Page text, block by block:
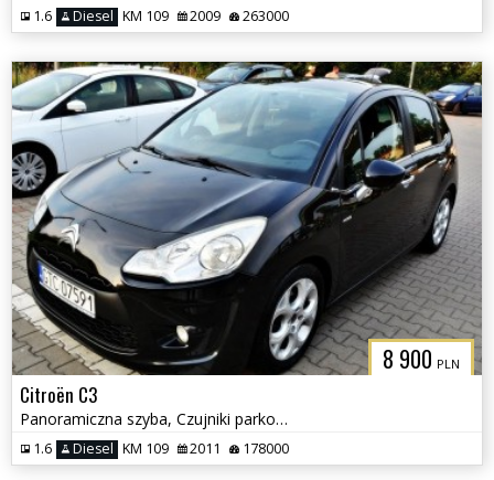
1.6 Diesel KM 109 2009 263000
8 900 PLN
Citroën C3
Panoramiczna szyba, Czujniki parkowania, Klimatyzacja
1.6 Diesel KM 109 2011 178000